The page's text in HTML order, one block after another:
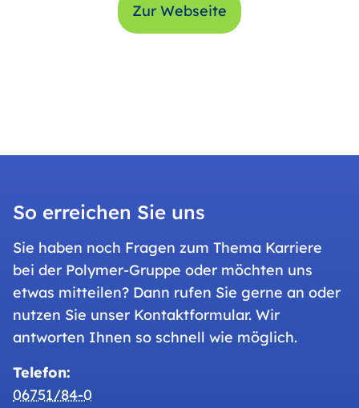
Zur Webseite
So erreichen Sie uns
Sie haben noch Fragen zum Thema Karriere
bei der Polymer-Gruppe oder möchten uns
etwas mitteilen? Dann rufen Sie gerne an oder
nutzen Sie unser Kontaktformular. Wir
antworten Ihnen so schnell wie möglich.
Telefon:
06751/84-0